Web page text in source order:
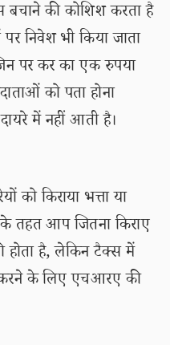
बचाने की कोशिश करता है
निवेश भी किया जाता
पर कर का एक रुपया
को पता होना
में नहीं आती है।
को किराया भत्ता या
तहत आप जितना किराए
होता है, लेकिन टैक्स में
के लिए एचआरए की